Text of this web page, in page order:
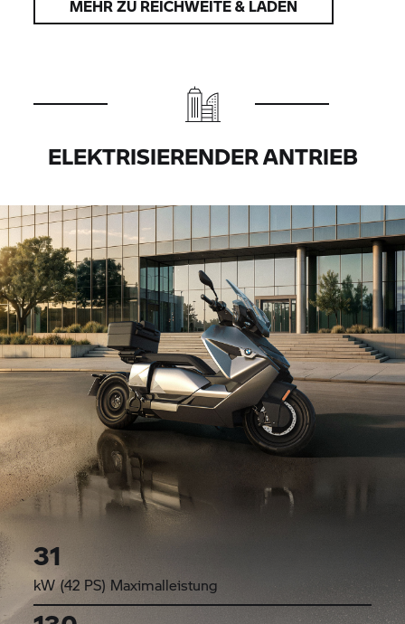
MEHR ZU REICHWEITE & LADEN
ELEKTRISIERENDER ANTRIEB
31
kW (42 PS) Maximalleistung